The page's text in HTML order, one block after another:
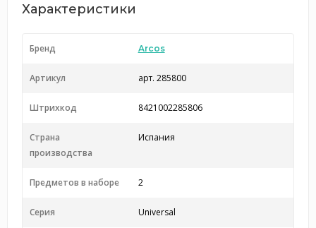
Характеристики
Бренд Arcos
Артикул арт. 285800
Штрихкод 8421002285806
Страна
производства
Испания
Предметов в наборе 2
Серия Universal